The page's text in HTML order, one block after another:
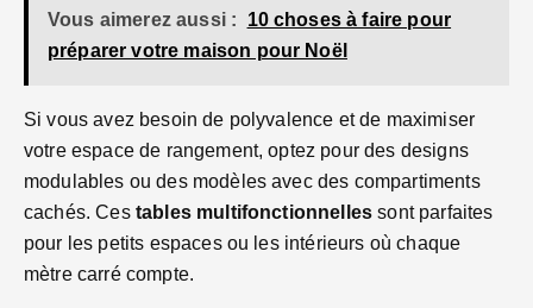
Vous aimerez aussi :
10 choses à faire pour
préparer votre maison pour Noël
Si vous avez besoin de polyvalence et de maximiser
votre espace de rangement, optez pour des designs
modulables ou des modèles avec des compartiments
cachés. Ces tables multifonctionnelles sont parfaites
pour les petits espaces ou les intérieurs où chaque
mètre carré compte.